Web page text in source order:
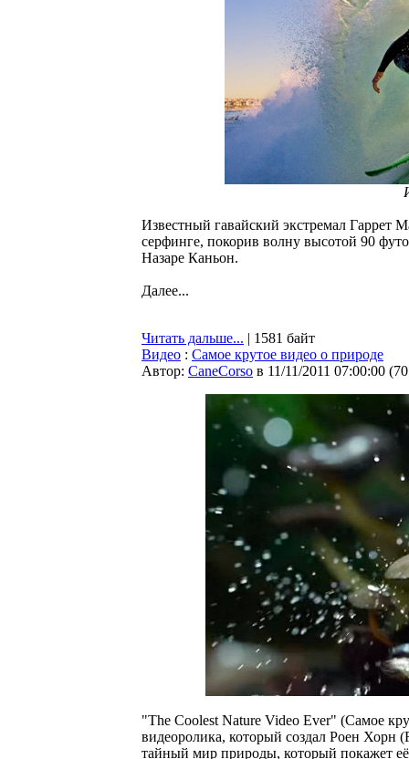
Известный гавайский экстремал Гаррет
серфинге, покорив волну высотой 90
Назаре Каньон.
Далее...
Читать дальше... | 1581 байт
Видео : Cамое крутое видео о природе
Автор: CaneCorso в 11/11/2011 07:00:00 (
"The Coolest Nature Video Ever" (Самое
видеоролика, который создал Роен Хорн
тайный мир природы, который покажет